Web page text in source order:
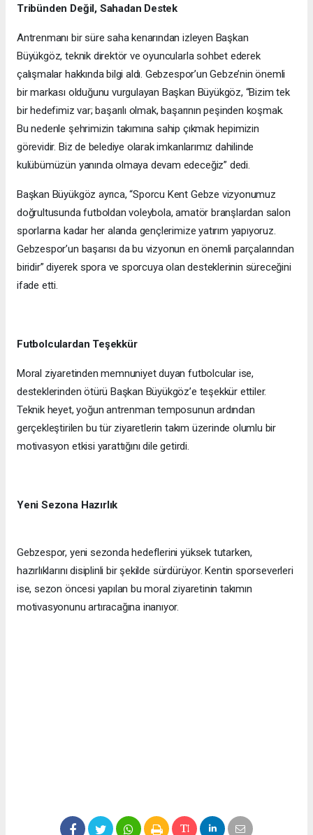
Tribünden Değil, Sahadan Destek
Antrenmanı bir süre saha kenarından izleyen Başkan
Büyükgöz, teknik direktör ve oyuncularla sohbet ederek
çalışmalar hakkında bilgi aldı. Gebzespor’un Gebze’nin önemli
bir markası olduğunu vurgulayan Başkan Büyükgöz, “Bizim tek
bir hedefimiz var; başarılı olmak, başarının peşinden koşmak.
Bu nedenle şehrimizin takımına sahip çıkmak hepimizin
görevidir. Biz de belediye olarak imkanlarımız dahilinde
kulübümüzün yanında olmaya devam edeceğiz” dedi.
Başkan Büyükgöz ayrıca, “Sporcu Kent Gebze vizyonumuz
doğrultusunda futboldan voleybola, amatör branşlardan salon
sporlarına kadar her alanda gençlerimize yatırım yapıyoruz.
Gebzespor’un başarısı da bu vizyonun en önemli parçalarından
biridir” diyerek spora ve sporcuya olan desteklerinin süreceğini
ifade etti.
Futbolculardan Teşekkür
Moral ziyaretinden memnuniyet duyan futbolcular ise,
desteklerinden ötürü Başkan Büyükgöz’e teşekkür ettiler.
Teknik heyet, yoğun antrenman temposunun ardından
gerçekleştirilen bu tür ziyaretlerin takım üzerinde olumlu bir
motivasyon etkisi yarattığını dile getirdi.
Yeni Sezona Hazırlık
Gebzespor, yeni sezonda hedeflerini yüksek tutarken,
hazırlıklarını disiplinli bir şekilde sürdürüyor. Kentin sporseverleri
ise, sezon öncesi yapılan bu moral ziyaretinin takımın
motivasyonunu artıracağına inanıyor.